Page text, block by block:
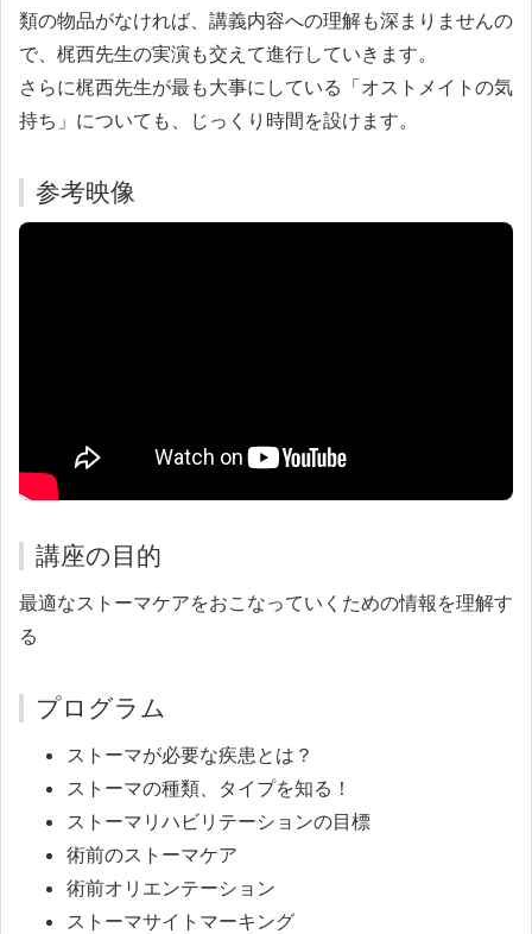
類の物品がなければ、講義内容への理解も深まりませんの
で、梶西先生の実演も交えて進行していきます。
さらに梶西先生が最も大事にしている「オストメイトの気
持ち」についても、じっくり時間を設けます。
参考映像
講座の目的
最適なストーマケアをおこなっていくための情報を理解す
る
プログラム
ストーマが必要な疾患とは？
ストーマの種類、タイプを知る！
ストーマリハビリテーションの目標
術前のストーマケア
術前オリエンテーション
ストーマサイトマーキング